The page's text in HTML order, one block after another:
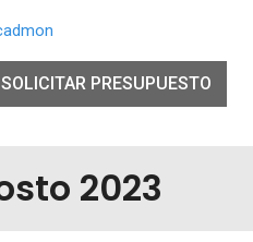
SOLICITAR PRESUPUESTO
2023